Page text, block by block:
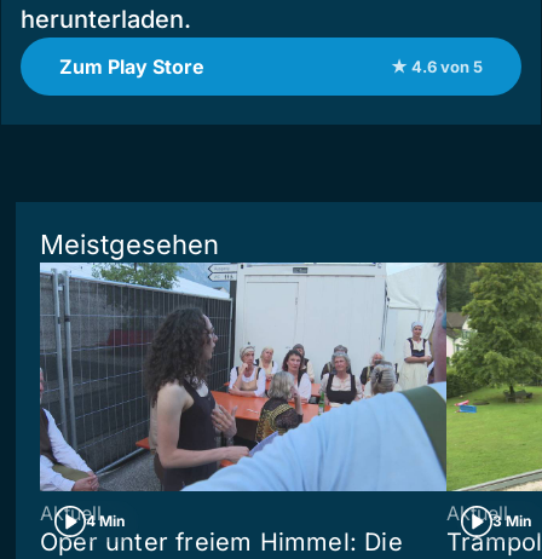
herunterladen.
Zum Play Store ★ 4.6 von 5
Meistgesehen
4 Min
Aktuell
Oper unter freiem Himmel: Die
3 Min
Aktuell